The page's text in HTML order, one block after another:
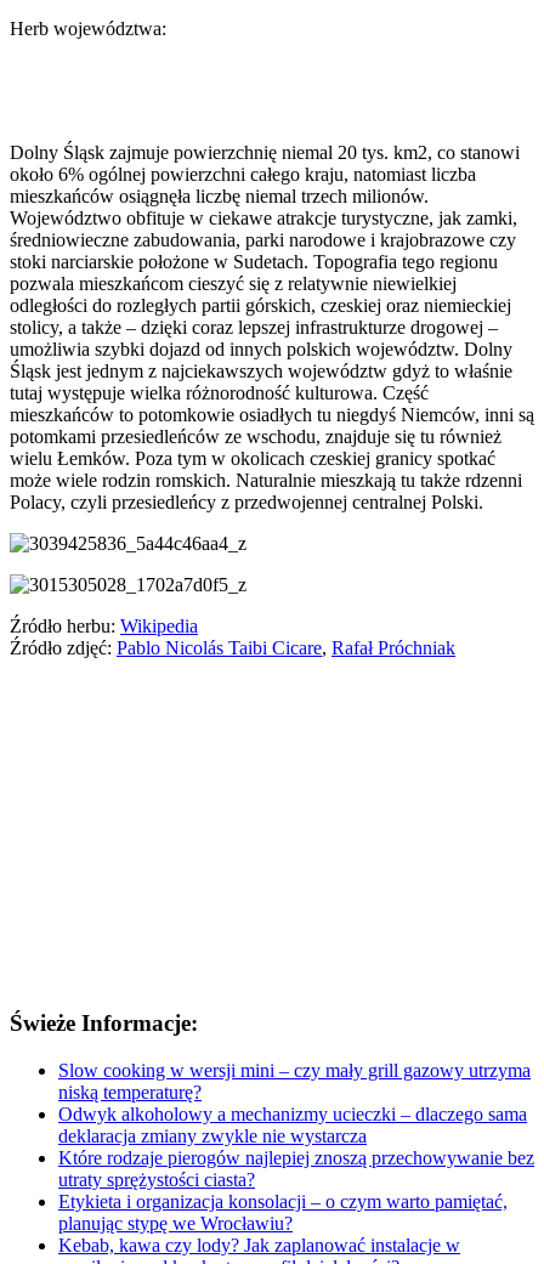
Herb województwa:
Dolny Śląsk zajmuje powierzchnię niemal 20 tys. km2, co stanowi
około 6% ogólnej powierzchni całego kraju, natomiast liczba
mieszkańców osiągnęła liczbę niemal trzech milionów.
Województwo obfituje w ciekawe atrakcje turystyczne, jak zamki,
średniowieczne zabudowania, parki narodowe i krajobrazowe czy
stoki narciarskie położone w Sudetach. Topografia tego regionu
pozwala mieszkańcom cieszyć się z relatywnie niewielkiej
odległości do rozległych partii górskich, czeskiej oraz niemieckiej
stolicy, a także – dzięki coraz lepszej infrastrukturze drogowej –
umożliwia szybki dojazd od innych polskich województw. Dolny
Śląsk jest jednym z najciekawszych województw gdyż to właśnie
tutaj występuje wielka różnorodność kulturowa. Część
mieszkańców to potomkowie osiadłych tu niegdyś Niemców, inni są
potomkami przesiedleńców ze wschodu, znajduje się tu również
wielu Łemków. Poza tym w okolicach czeskiej granicy spotkać
może wiele rodzin romskich. Naturalnie mieszkają tu także rdzenni
Polacy, czyli przesiedleńcy z przedwojennej centralnej Polski.
Źródło herbu: Wikipedia
Źródło zdjęć: Pablo Nicolás Taibi Cicare, Rafał Próchniak
Świeże Informacje:
Slow cooking w wersji mini – czy mały grill gazowy utrzyma
niską temperaturę?
Odwyk alkoholowy a mechanizmy ucieczki – dlaczego sama
deklaracja zmiany zwykle nie wystarcza
Które rodzaje pierogów najlepiej znoszą przechowywanie bez
utraty sprężystości ciasta?
Etykieta i organizacja konsolacji – o czym warto pamiętać,
planując stypę we Wrocławiu?
Kebab, kawa czy lody? Jak zaplanować instalacje w